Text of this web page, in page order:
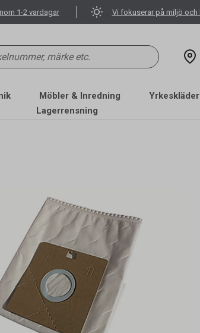
1-2 vardagar Vi fokuserar på miljö och
Möbler & Inredning
Lagerrensning